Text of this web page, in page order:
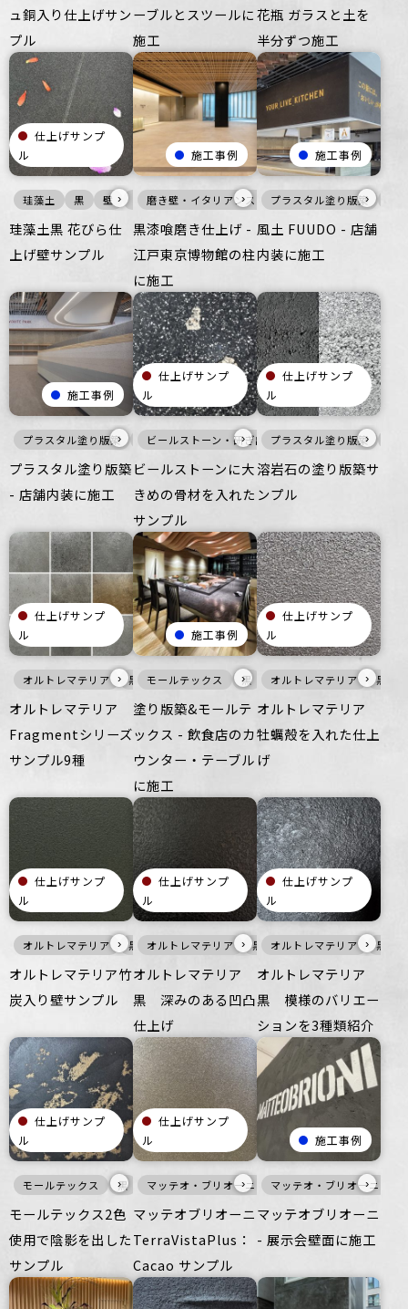
ュ銅入り仕上げサン
プル
ーブルとスツールに
施工
花瓶 ガラスと土を
半分ずつ施工
仕上げサンプ
ル
珪藻土 黒 壁 ざらざら オフィス 住空間 商業空間 宿泊施
›
珪藻土黒 花びら仕
上げ壁サンプル
施工事例
磨き壁・イタリアンスタッコ 黒 壁 つるつる
›
黒漆喰磨き仕上げ -
江戸東京博物館の柱
に施工
施工事例
プラスタル塗り版築›
風土 FUUDO - 店舗
内装に施工
施工事例
プラスタル塗り版築 風土-FUUDO- 黒 暖色 壁 家具・什器
›
プラスタル塗り版築
- 店舗内装に施工
仕上げサンプ
ル
ビールストーン・研ぎ出し仕上げ 白 黒
›
ビールストーンに大
きめの骨材を入れた
サンプル
仕上げサンプ
ル
プラスタル塗り版築›
溶岩石の塗り版築サ
ンプル
仕上げサンプ
ル
オルトレマテリア 黒 メタル 壁 家具・什器 ざらざら 宿泊施
›
オルトレマテリア
Fragmentシリーズ
サンプル9種
施工事例
モールテックス 黒 壁 家具・什器 つるつ
›
塗り版築&モールテ
ックス - 飲食店のカ
ウンター・テーブル
に施工
仕上げサンプ
ル
オルトレマテリア 黒
›
オルトレマテリア
牡蠣殻を入れた仕上
げ
仕上げサンプ
ル
オルトレマテリア 黒 壁 ざらざら つるつる オフィス 住空間
›
オルトレマテリア竹
炭入り壁サンプル
仕上げサンプ
ル
オルトレマテリア 黒 壁 つるつる オフィ
›
オルトレマテリア
黒 深みのある凹凸
仕上げ
仕上げサンプ
ル
オルトレマテリア 黒
›
オルトレマテリア
黒 模様のバリエー
ションを3種類紹介
仕上げサンプ
ル
モールテックス 黒 メタル 壁 ざらざら 商業空間 宿泊施設
›
モールテックス2色
使用で陰影を出した
サンプル
仕上げサンプ
ル
マッテオ・ブリオーニ 黒 壁 ざらざら
›
マッテオブリオーニ
TerraVistaPlus：
Cacao サンプル
施工事例
マッテオ・ブリオーニ
›
マッテオブリオーニ
- 展示会壁面に施工